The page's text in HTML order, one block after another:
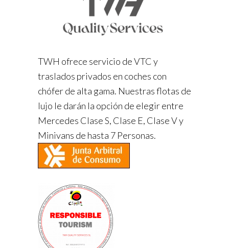
TWH ofrece servicio de VTC y
traslados privados en coches con
chófer de alta gama. Nuestras flotas de
lujo le darán la opción de elegir entre
Mercedes Clase S, Clase E, Clase V y
Minivans de hasta 7 Personas.